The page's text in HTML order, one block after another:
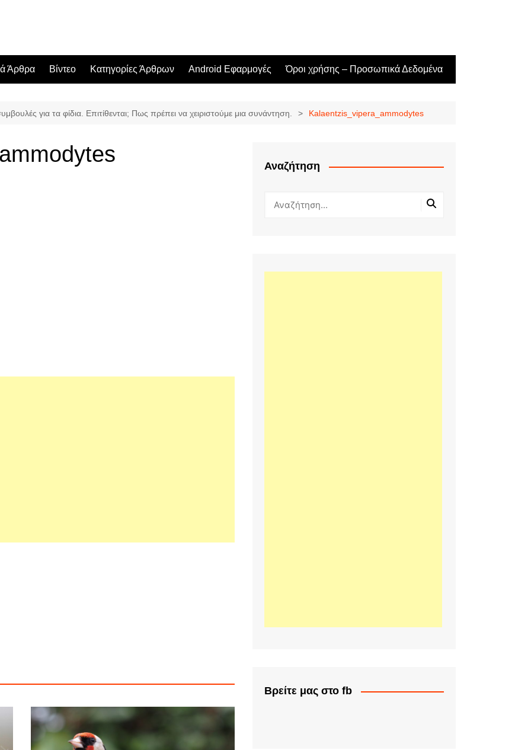
Άρθρα Βίντεο Κατηγορίες Άρθρων Android Εφαρμογές Όροι χρήσης – Προσωπικά Δεδομένα
για τα φίδια. Επιτίθενται; Πως πρέπει να χειριστούμε μια συνάντηση. Kalaentzis_vipera_ammodytes
Αναζήτηση
Βρείτε μας στο fb